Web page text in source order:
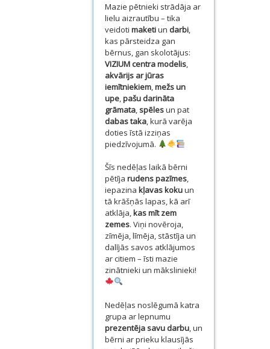
Mazie pētnieki strādāja ar
lielu aizrautību – tika
veidoti maketiun darbi
kas pārsteidza gan
bērnus, gan skolotājus:
VIZIUM centra modelis
akvārijs ar jūras
iemītniekiem mežs un
upe pašu darināta
grāmata spēlesun pat
dabas taka , kurā varēja
doties īstā izziņas
piedzīvojumā.
Šīs nedēļas laikā bērni
pētīja rudens pazīmes,
iepazina kļavas kokuun
tā krāšņās lapas, kā arī
atklāja,kas mīt zem
zemes. Viņi novēroja,
zīmēja, līmēja, stāstīja un
dalījās savos atklājumos
ar citiem – īsti mazie
zinātnieki un mākslinieki!
Nedēļas noslēgumā katra
grupa ar lepnumu
prezentēja savu darbu , un
bērni ar prieku klausījās